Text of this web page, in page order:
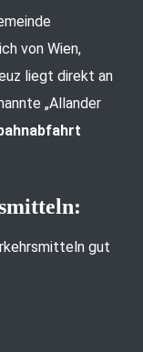
von Wien,
liegt direkt an
„Allander
gut